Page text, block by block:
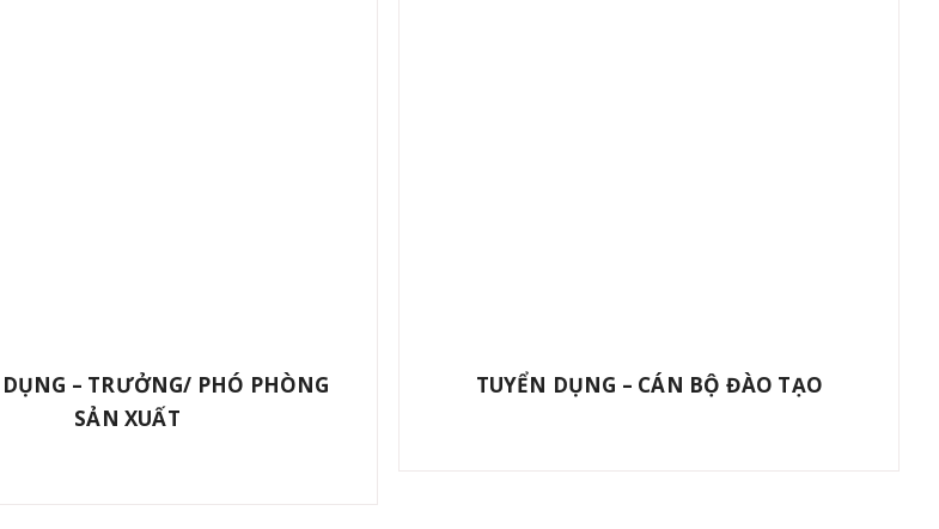
– TRƯỞNG/ PHÓ PHÒNG
SẢN XUẤT
TUYỂN DỤNG – CÁN BỘ ĐÀO TẠO